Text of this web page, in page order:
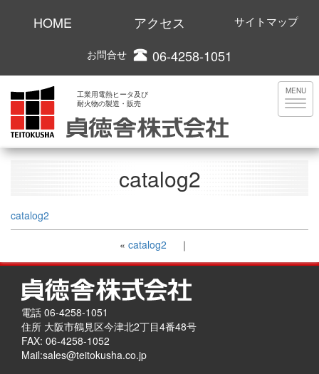
HOME アクセス サイトマップ
お問合せ 06-4258-1051
工業用電熱ヒータ及び
耐火物の製造・販売
MENU
catalog2
catalog2
« catalog2 ｜
電話 06-4258-1051
住所 大阪市鶴見区今津北2丁目4番48号
FAX: 06-4258-1052
Mail:sales@teitokusha.co.jp